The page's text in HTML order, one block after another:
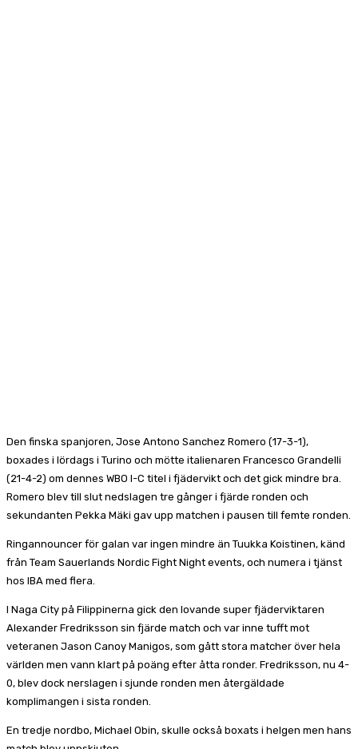
Den finska spanjoren, Jose Antono Sanchez Romero (17-3-1),
boxades i lördags i Turino och mötte italienaren Francesco Grandelli
(21-4-2) om dennes WBO I-C titel i fjädervikt och det gick mindre bra.
Romero blev till slut nedslagen tre gånger i fjärde ronden och
sekundanten Pekka Mäki gav upp matchen i pausen till femte ronden.
Ringannouncer för galan var ingen mindre än Tuukka Koistinen, känd
från Team Sauerlands Nordic Fight Night events, och numera i tjänst
hos IBA med flera.
I Naga City på Filippinerna gick den lovande super fjäderviktaren
Alexander Fredriksson sin fjärde match och var inne tufft mot
veteranen Jason Canoy Manigos, som gått stora matcher över hela
världen men vann klart på poäng efter åtta ronder. Fredriksson, nu 4-
0, blev dock nerslagen i sjunde ronden men återgäldade
komplimangen i sista ronden.
En tredje nordbo, Michael Obin, skulle också boxats i helgen men hans